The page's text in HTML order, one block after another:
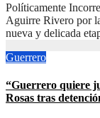
Políticamente
Aguirre Rivero por
nueva y delicada
Guerrero
“Guerrero quiere
Rosas tras